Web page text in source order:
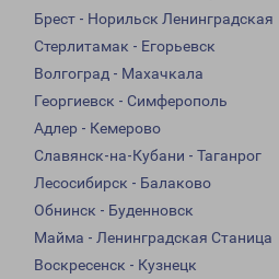
Брест - Норильск Ленинградская
Стерлитамак - Егорьевск
Волгоград - Махачкала
Георгиевск - Симферополь
Адлер - Кемерово
Славянск-на-Кубани - Таганрог
Лесосибирск - Балаково
Обнинск - Буденновск
Майма - Ленинградская Станица
Воскресенск - Кузнецк